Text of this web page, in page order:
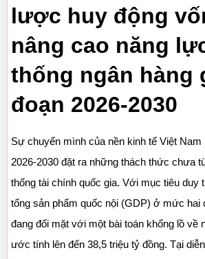
lược huy động
nâng cao năng
thống ngân hàng
đoạn 2026-2030
Sự chuyển mình của nền kinh tế Việt
2026-2030 đặt ra những thách thức chưa
thống tài chính quốc gia. Với mục tiêu duy
tổng sản phẩm quốc nội (GDP) ở mức hai
đang đối mặt với một bài toán khổng lồ về
ước tính lên đến 38,5 triệu tỷ đồng. Tại